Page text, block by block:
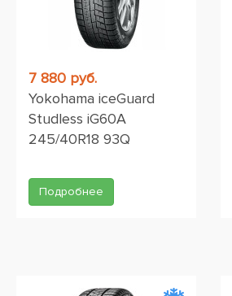
7 880 руб.
Yokohama iceGuard
Studless iG60A
245/40R18 93Q
Подробнее